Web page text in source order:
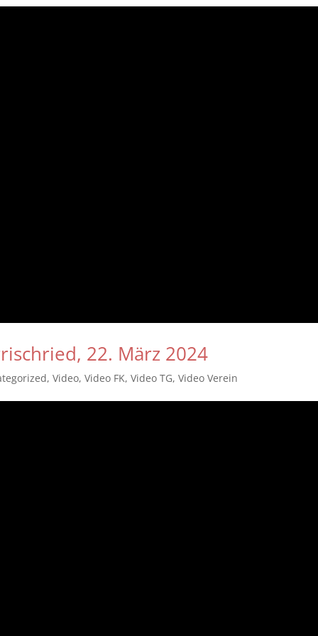
22. März 2024
,Video,Video FK,Video TG,Video Verein